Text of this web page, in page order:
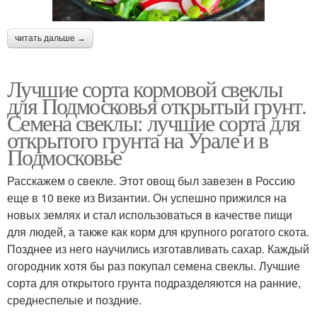
читать дальше →
Лучшие сорта кормовой свеклы
для Подмосковья открытый грунт.
Семена свеклы: лучшие сорта для
открытого грунта на Урале и в
Подмосковье
Расскажем о свекле. Этот овощ был завезен в Россию
еще в 10 веке из Византии. Он успешно прижился на
новых землях и стал использоваться в качестве пищи
для людей, а также как корм для крупного рогатого скота.
Позднее из него научились изготавливать сахар. Каждый
огородник хотя бы раз покупал семена свеклы. Лучшие
сорта для открытого грунта подразделяются на ранние,
среднеспелые и поздние.